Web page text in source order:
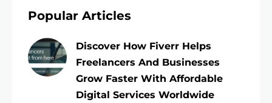
Popular Articles
Discover How Fiverr Helps
Freelancers And Businesses
Grow Faster With Affordable
Digital Services Worldwide